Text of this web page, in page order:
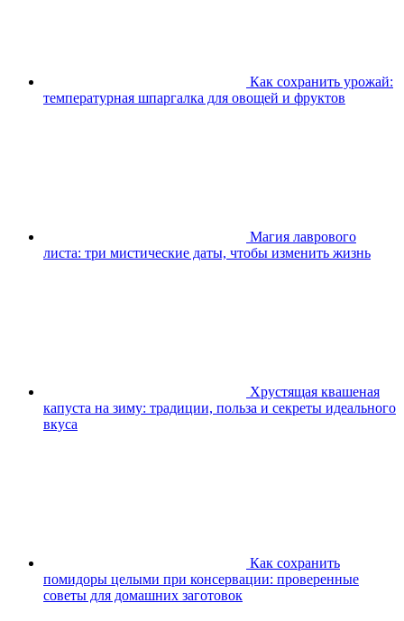
Как сохранить урожай:
температурная шпаргалка для овощей и фруктов
Магия лаврового
листа: три мистические даты, чтобы изменить жизнь
Хрустящая квашеная
капуста на зиму: традиции, польза и секреты идеального
вкуса
Как сохранить
помидоры целыми при консервации: проверенные
советы для домашних заготовок